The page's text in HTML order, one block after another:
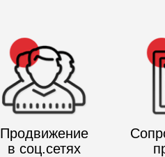
Продвижение
в соц.сетях